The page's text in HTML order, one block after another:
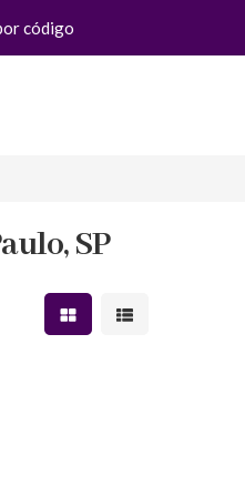
SP
Mostrar resultados em
Mostrar